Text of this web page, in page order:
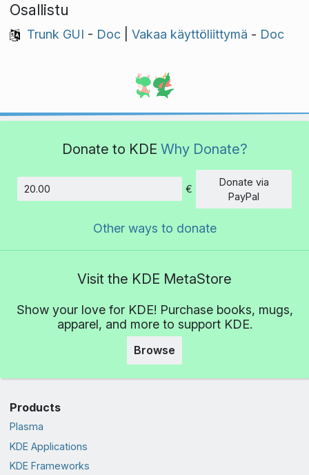
Osallistu
Trunk GUI - Doc| Vakaa käyttöliittymä - Doc
Donate to KDE Why Donate?
Amount
€
Donate via
PayPal
Other ways to donate
Visit the KDE MetaStore
Show your love for KDE! Purchase books, mugs,
apparel, and more to support KDE.
Browse
Products
Plasma
KDE Applications
KDE Frameworks